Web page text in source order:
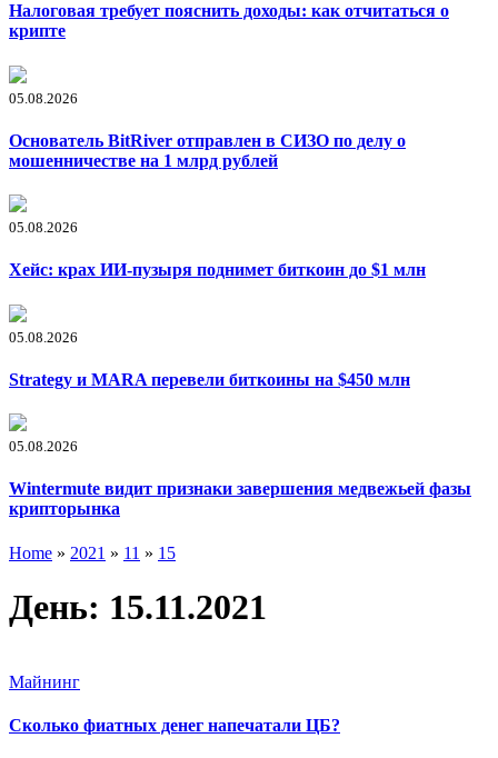
Налоговая требует пояснить доходы: как отчитаться о
крипте
05.08.2026
Основатель BitRiver отправлен в СИЗО по делу о
мошенничестве на 1 млрд рублей
05.08.2026
Хейс: крах ИИ-пузыря поднимет биткоин до $1 млн
05.08.2026
Strategy и MARA перевели биткоины на $450 млн
05.08.2026
Wintermute видит признаки завершения медвежьей фазы
крипторынка
Home » 2021 » 11 » 15
День: 15.11.2021
Майнинг
Сколько фиатных денег напечатали ЦБ?